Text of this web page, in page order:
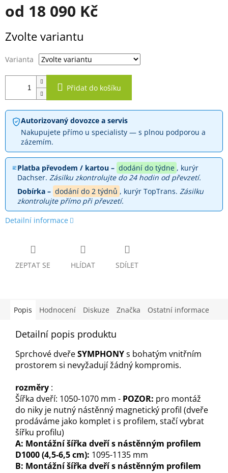
od 18 090 Kč
cena:
Zvolte variantu
Varianta
Přidat do košíku
Autorizovaný dovozce a servis
Nakupujete přímo u specialisty — s plnou podporou a
zázemím.
Platba převodem / kartou – dodání do týdne , kurýr
Dachser. Zásilku zkontrolujte do 24 hodin od převzetí.
Dobírka – dodání do 2 týdnů , kurýr TopTrans. Zásilku
zkontrolujte přímo při převzetí.
Detailní informace
ZEPTAT SE HLÍDAT SDÍLET
Popis Hodnocení Diskuze Značka Ostatní informace
Detailní popis produktu
Sprchové dveřeSYMPHONYs bohatým vnitřním
prostorem si nevyžadují žádný kompromis.
rozměry :
Šířka dveří: 1050-1070 mm - POZOR: pro montáž
do niky je nutný nástěnný magnetický profil (dveře
prodáváme jako komplet i s profilem, stačí vybrat
šířku profilu)
A: Montážní šířka dveří s nástěnným profilem
D1000 (4,5-6,5 cm): 1095-1135 mm
B: Montážní šířka dveří s nástěnným profilem